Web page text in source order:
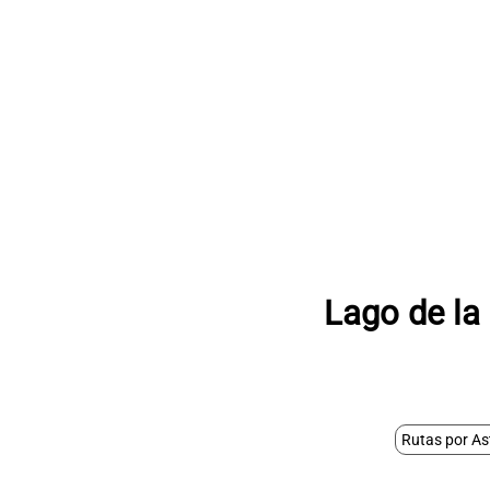
Lago de
Rutas por